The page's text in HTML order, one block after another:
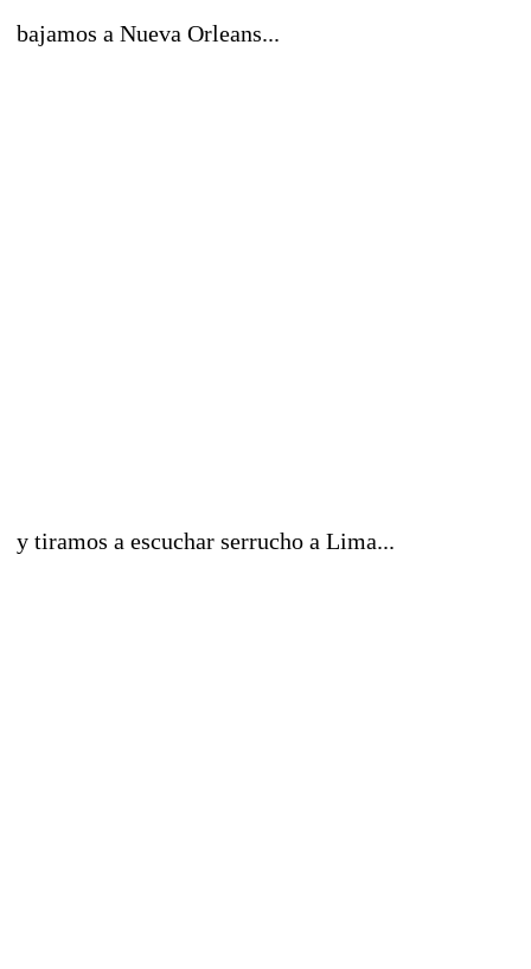
bajamos a Nueva Orleans...
y tiramos a escuchar serrucho a Lima...